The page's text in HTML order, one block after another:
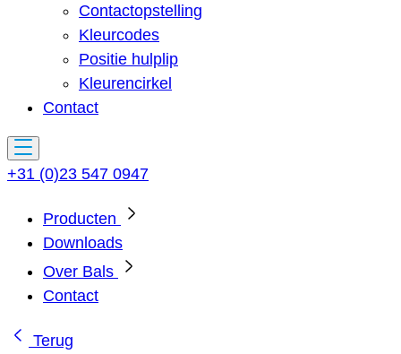
Contactopstelling
Kleurcodes
Positie hulplip
Kleurencirkel
Contact
+31 (0)23 547 0947
Producten
Downloads
Over Bals
Contact
Terug